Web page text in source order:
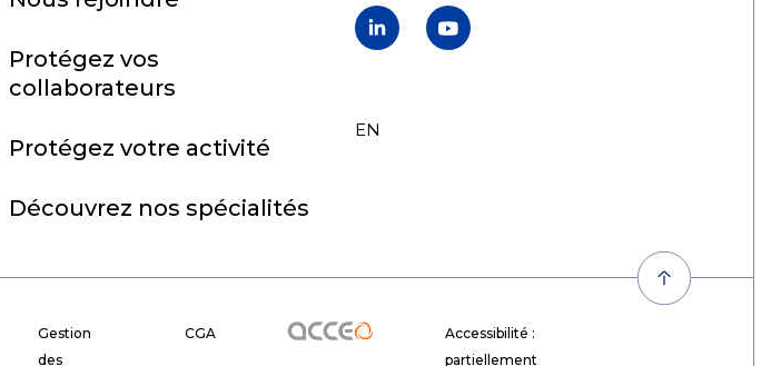
Protégez vos
collaborateurs
Protégez votre activité
Découvrez nos spécialités
LinkedInYouTube
FR
EN
Gestion
des
CGA Acceo
Accessibilité :
partiellement